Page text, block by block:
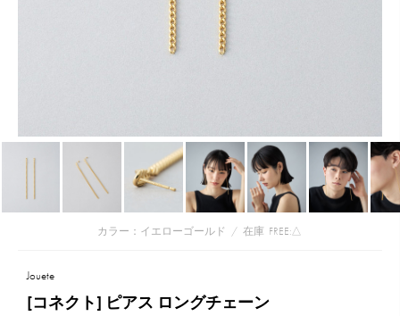
カラー：イエローゴールド / 在庫 FREE:△
Jouete
[コネクト] ピアス ロングチェーン